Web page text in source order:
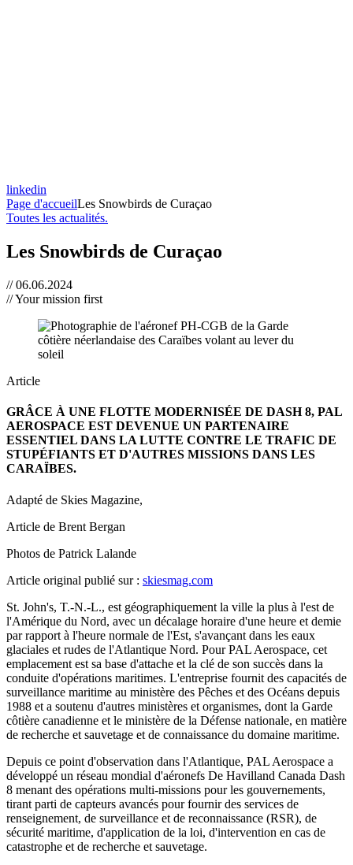
linkedin
Page d'accueilLes Snowbirds de Curaçao
Toutes les actualités.
Les Snowbirds de Curaçao
// 06.06.2024
// Your mission first
Article
GRÂCE À UNE FLOTTE MODERNISÉE DE DASH 8, PAL
AEROSPACE EST DEVENUE UN PARTENAIRE
ESSENTIEL DANS LA LUTTE CONTRE LE TRAFIC DE
STUPÉFIANTS ET D'AUTRES MISSIONS DANS LES
CARAÏBES.
Adapté de Skies Magazine,
Article de Brent Bergan
Photos de Patrick Lalande
Article original publié sur : skiesmag.com
St. John's, T.-N.-L., est géographiquement la ville la plus à l'est de
l'Amérique du Nord, avec un décalage horaire d'une heure et demie
par rapport à l'heure normale de l'Est, s'avançant dans les eaux
glaciales et rudes de l'Atlantique Nord. Pour PAL Aerospace, cet
emplacement est sa base d'attache et la clé de son succès dans la
conduite d'opérations maritimes. L'entreprise fournit des capacités de
surveillance maritime au ministère des Pêches et des Océans depuis
1988 et a soutenu d'autres ministères et organismes, dont la Garde
côtière canadienne et le ministère de la Défense nationale, en matière
de recherche et sauvetage et de connaissance du domaine maritime.
Depuis ce point d'observation dans l'Atlantique, PAL Aerospace a
développé un réseau mondial d'aéronefs De Havilland Canada Dash
8 menant des opérations multi-missions pour les gouvernements,
tirant parti de capteurs avancés pour fournir des services de
renseignement, de surveillance et de reconnaissance (RSR), de
sécurité maritime, d'application de la loi, d'intervention en cas de
catastrophe et de recherche et sauvetage.